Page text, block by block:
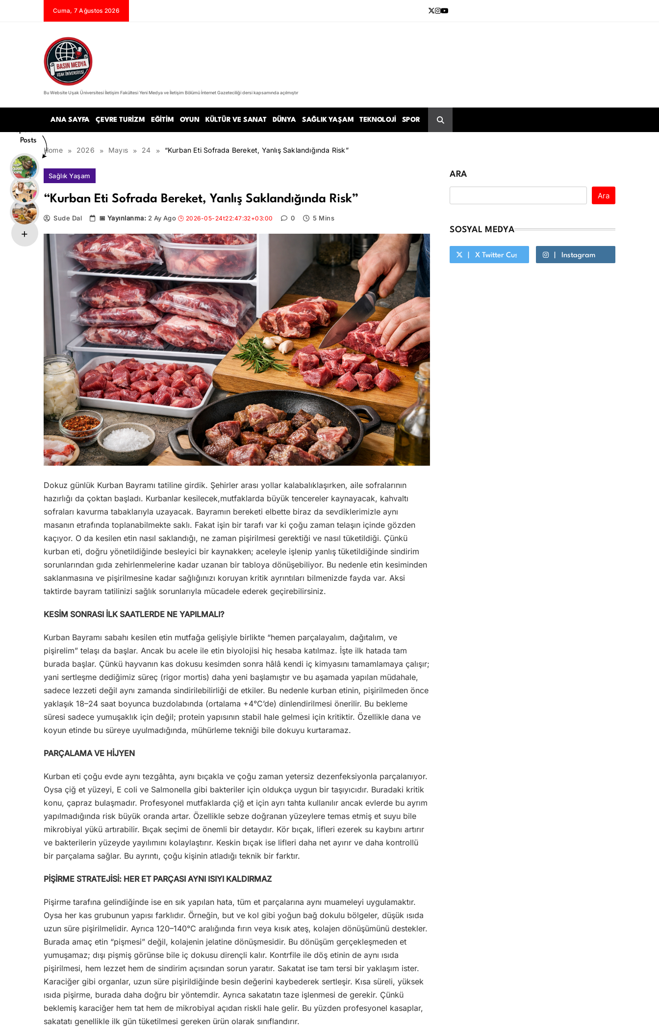
Cuma, 7 Ağustos 2026
Basın Medya
Bu Website Uşak Üniversitesi İletişim Fakültesi Yeni Medya ve İletişim Bölümü İnternet Gazeteciliği dersi kapsamında açılmıştır
ANA SAYFA ÇEVRE TURIZM EĞITIM OYUN KÜLTÜR VE SANAT DÜNYA SAĞLIK YAŞAM TEKNOLOJI SPOR
Home 2026 Mayıs 24 “Kurban Eti Sofrada Bereket, Yanlış Saklandığında Risk”
Popular
Posts
Sağlık Yaşam
“Kurban Eti Sofrada Bereket, Yanlış Saklandığında Risk”
Sude Dal 2 Ay Ago 0 5 Mins
Dokuz günlük Kurban Bayramı tatiline girdik. Şehirler arası yollar kalabalıklaşırken, aile sofralarının
hazırlığı da çoktan başladı. Kurbanlar kesilecek,mutfaklarda büyük tencereler kaynayacak, kahvaltı
sofraları kavurma tabaklarıyla uzayacak. Bayramın bereketi elbette biraz da sevdiklerimizle aynı
masanın etrafında toplanabilmekte saklı. Fakat işin bir tarafı var ki çoğu zaman telaşın içinde gözden
kaçıyor. O da kesilen etin nasıl saklandığı, ne zaman pişirilmesi gerektiği ve nasıl tüketildiği. Çünkü
kurban eti, doğru yönetildiğinde besleyici bir kaynakken; aceleyle işlenip yanlış tüketildiğinde sindirim
sorunlarından gıda zehirlenmelerine kadar uzanan bir tabloya dönüşebiliyor. Bu nedenle etin kesiminden
saklanmasına ve pişirilmesine kadar sağlığınızı koruyan kritik ayrıntıları bilmenizde fayda var. Aksi
taktirde bayram tatilinizi sağlık sorunlarıyla mücadele ederek geçirebilirsiniz.
KESİM SONRASI İLK SAATLERDE NE YAPILMALI?
Kurban Bayramı sabahı kesilen etin mutfağa gelişiyle birlikte “hemen parçalayalım, dağıtalım, ve
pişirelim” telaşı da başlar. Ancak bu acele ile etin biyolojisi hiç hesaba katılmaz. İşte ilk hatada tam
burada başlar. Çünkü hayvanın kas dokusu kesimden sonra hâlâ kendi iç kimyasını tamamlamaya çalışır;
yani sertleşme dediğimiz süreç (rigor mortis) daha yeni başlamıştır ve bu aşamada yapılan müdahale,
sadece lezzeti değil aynı zamanda sindirilebilirliği de etkiler. Bu nedenle kurban etinin, pişirilmeden önce
yaklaşık 18–24 saat boyunca buzdolabında (ortalama +4°C’de) dinlendirilmesi önerilir. Bu bekleme
süresi sadece yumuşaklık için değil; protein yapısının stabil hale gelmesi için kritiktir. Özellikle dana ve
koyun etinde bu süreye uyulmadığında, mühürleme tekniği bile dokuyu kurtaramaz.
PARÇALAMA VE HİJYEN
Kurban eti çoğu evde aynı tezgâhta, aynı bıçakla ve çoğu zaman yetersiz dezenfeksiyonla parçalanıyor.
Oysa çiğ et yüzeyi, E coli ve Salmonella gibi bakteriler için oldukça uygun bir taşıyıcıdır. Buradaki kritik
konu, çapraz bulaşmadır. Profesyonel mutfaklarda çiğ et için ayrı tahta kullanılır ancak evlerde bu ayrım
yapılmadığında risk büyük oranda artar. Özellikle sebze doğranan yüzeylere temas etmiş et suyu bile
mikrobiyal yükü artırabilir. Bıçak seçimi de önemli bir detaydır. Kör bıçak, lifleri ezerek su kaybını artırır
ve bakterilerin yüzeyde yayılımını kolaylaştırır. Keskin bıçak ise lifleri daha net ayırır ve daha kontrollü
bir parçalama sağlar. Bu ayrıntı, çoğu kişinin atladığı teknik bir farktır.
PİŞİRME STRATEJİSİ: HER ET PARÇASI AYNI ISIYI KALDIRMAZ
Pişirme tarafına gelindiğinde ise en sık yapılan hata, tüm et parçalarına aynı muameleyi uygulamaktır.
Oysa her kas grubunun yapısı farklıdır. Örneğin, but ve kol gibi yoğun bağ dokulu bölgeler, düşük ısıda
uzun süre pişirilmelidir. Ayrıca 120–140°C aralığında fırın veya kısık ateş, kolajen dönüşümünü destekler.
Burada amaç etin “pişmesi” değil, kolajenin jelatine dönüşmesidir. Bu dönüşüm gerçekleşmeden et
yumuşamaz; dışı pişmiş görünse bile iç dokusu dirençli kalır. Kontrfile ile döş etinin de aynı ısıda
pişirilmesi, hem lezzet hem de sindirim açısından sorun yaratır. Sakatat ise tam tersi bir yaklaşım ister.
Karaciğer gibi organlar, uzun süre pişirildiğinde besin değerini kaybederek sertleşir. Kısa süreli, yüksek
ısıda pişirme, burada daha doğru bir yöntemdir. Ayrıca sakatatın taze işlenmesi de gerekir. Çünkü
beklemiş karaciğer hem tat hem de mikrobiyal açıdan riskli hale gelir. Bu yüzden profesyonel kasaplar,
sakatatı genellikle ilk gün tüketilmesi gereken ürün olarak sınıflandırır.
ARA
Ara
SOSYAL MEDYA
X Twitter Custom Cursor On Hover
Instagram